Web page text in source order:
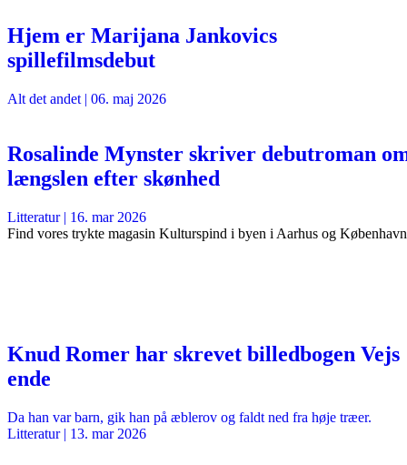
Hjem er Marijana Jankovics
spillefilmsdebut
Alt det andet | 06. maj 2026
Rosalinde Mynster skriver debutroman
længslen efter skønhed
Litteratur| 16. mar 2026
Find vores trykte magasin Kulturspind i byen i Aarhus og København
Knud Romer har skrevet billedbogen Vejs
ende
Da han var barn, gik han på æblerov og faldt ned fra høje træer.
Litteratur| 13. mar 2026